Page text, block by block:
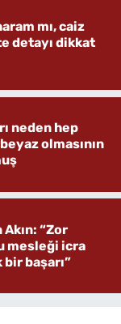
mı, caiz
detayı dikkat
neden hep
olmasının
“Zor
mesleği icra
başarı”